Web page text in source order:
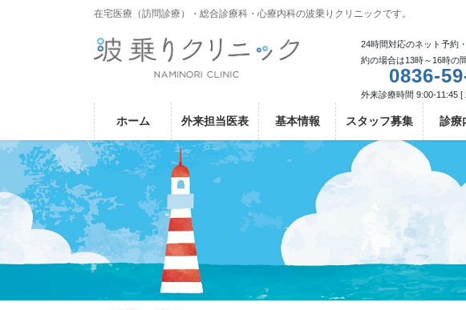
動
に
在宅医療（訪問診療）・総合診療科・心療内科の波乗りクリニックです。
24時間対応のネット予約
約の場合は13時～16時の
0836-
外来診療時間 9:00-11:45
ホーム 外来担当医表 基本情報 スタッフ募集 診療